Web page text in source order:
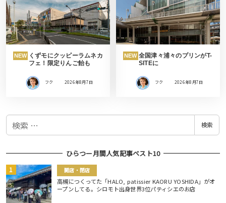
NEW くずモにクッピーラムネカ
フェ！限定りんご飴も
フク 2026年8月7日
NEW 全国津々浦々のプリンがT-
SITEに
フク 2026年8月7日
検
検索
ひらつー月間人気記事ベスト10
開店・閉店
高槻につくってた「HALO, patissier KAORU YOSHIDA」がオ
ープンしてる。シロモト出身世界3位パティシエのお店